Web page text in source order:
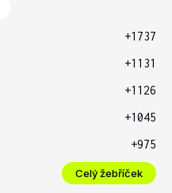
+1737
+1131
+1126
+1045
+975
Celý žebříček